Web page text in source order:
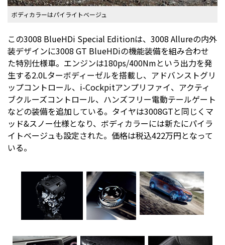
ボディカラーはパイライトベージュ
この3008 BlueHDi Special Editionは、3008 Allureの内外
装デザインに3008 GT BlueHDiの機能装備を組み合わせ
た特別仕様車。エンジンは180ps/400Nmという出力を発
生する2.0Lターボディーゼルを搭載し、アドバンストグリ
ップコントロール、i-Cockpitアンプリファイ、アクティ
ブクルーズコントロール、ハンズフリー電動テールゲート
などの装備を追加している。タイヤは3008GTと同じくマ
ッド&スノー仕様となり、ボディカラーには新たにパイラ
イトベージュも設定された。価格は税込422万円となって
いる。